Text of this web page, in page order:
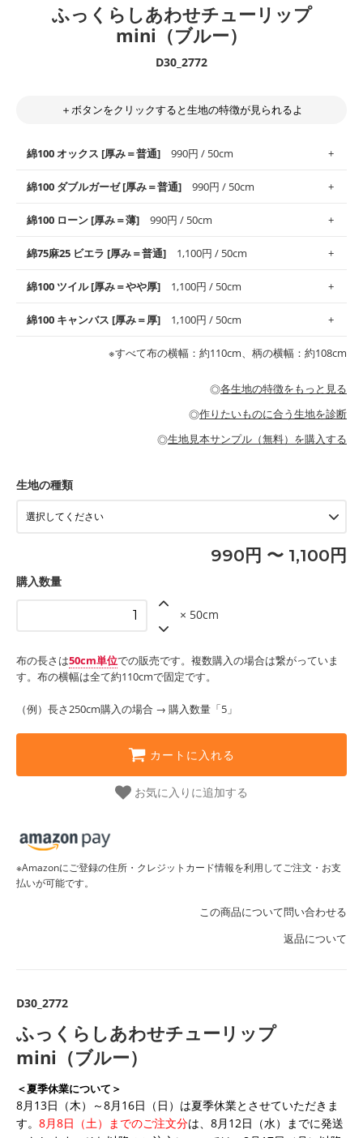
ふっくらしあわせチューリップ
mini（ブルー）
D30_2772
＋ボタンをクリックすると生地の特徴が見られるよ
綿100 オックス [厚み＝普通] 990円 / 50cm
使いやすさNo.1！しなやかさと適度な張りを併せ持ち、通気性の
高さがオックス生地の特徴です。当サイトのオックス生地は、
般にお使いいただけます。
※レッスンバッグ、上履き袋などの通園通学グッズにはツイル生
・布団カバーなどの寝具、カーテン
綿100 ダブルガーゼ [厚み＝普通] 990円 / 50cm
柔らかくふんわりとした肌触りが特徴です。ベビー用品やハンカ
チなど直接肌に触れるアイテムに最適です。高い吸湿性・通気性
す。
・スタイ、おくるみなどのベビーグッズ
・ブラウス、チュニック、ワンピースなどの洋服
・パジャマなどの寝具
綿100 ローン [厚み＝薄] 990円 / 50cm
上質で薄手の平織りの生地です。軽やかさとなめらかな手触りの
良さが魅力。透け感があるので、涼しげなトップスなどに最適で
・ブラウス、シャツ、チュニックなどのトップス
綿75麻25 ビエラ [厚み＝普通] 1,100円 / 50cm
コットン75％リネン25％の当店のビエラ生地は、オックス生地よ
りもふんわりとした柔らかい質感と適度な落ち感を感じられるの
綿100 ツイル [厚み＝やや厚] 1,100円 / 50cm
綾織りの生地です。しっかりとした張りと厚みがありながらも柔
らかいのが特徴です。生地の厚みは中厚手です。1枚でも透け感
・カーテン、エプロン、テーブルクロスなどの暮らしのアイテム
・パンツ、タックスカートなどのボトムス
もっと詳しく見る
綿100 キャンバス [厚み＝厚] 1,100円 / 50cm
耐久性があります。トートバッグ・ポーチ・ペンケースなどの布
小物、インテリア用品に向いています。
・工作用エプロン
もっと詳しく見る
※すべて布の横幅：約110cm、柄の横幅：約108cm
◎各生地の特徴をもっと見る
◎作りたいものに合う生地を診断
◎生地見本サンプル（無料）を購入する
生地の種類
990円 〜 1,100円
購入数量
× 50cm
布の長さは50cm単位での販売です。複数購入の場合は繋がっていま
す。布の横幅は全て約110cmで固定です。
（例）長さ250cm購入の場合 → 購入数量「5」
カートに入れる
お気に入りに追加する
※Amazonにご登録の住所・クレジットカード情報を利用してご注文・お支
払いが可能です。
この商品について問い合わせる
返品について
D30_2772
ふっくらしあわせチューリップ
mini（ブルー）
＜夏季休業について＞
8月13日（木）～8月16日（日）は夏季休業とさせていただきま
す。 8月8日（土）までのご注文分は、8月12日（水）までに発送